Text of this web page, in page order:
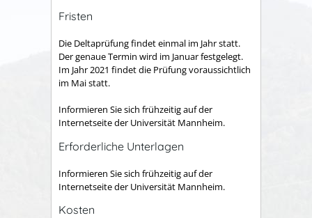
Fristen
Die Deltaprüfung findet einmal im Jahr statt.
Der genaue Termin wird im Januar festgelegt.
Im Jahr 2021 findet die Prüfung voraussichtlich
im Mai statt.
Informieren Sie sich frühzeitig auf der
Internetseite der Universität Mannheim.
Erforderliche Unterlagen
Informieren Sie sich frühzeitig auf der
Internetseite der Universität Mannheim.
Kosten